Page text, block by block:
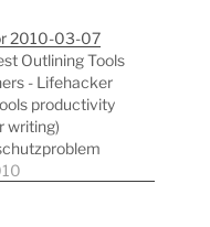
2010-03-07
Outlining Tools
- Lifehacker
productivity
writing)